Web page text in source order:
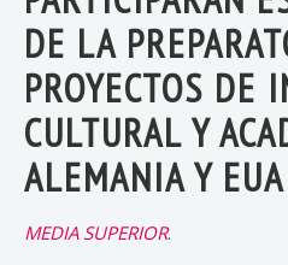
DE LA
PROYECTOS DE
CULTURAL Y
ALEMANIA Y EUA
MEDIA SUPERIOR.